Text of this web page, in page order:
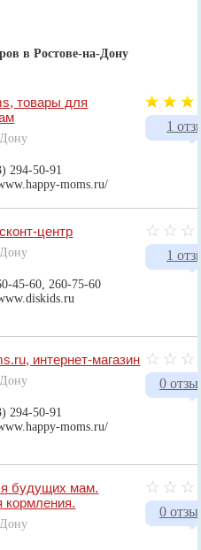
в Ростове-на-Дону
1
товары для
294-50-91
moms.ru/
1
центр
45-60, 260-75-60
0
интернет-магазин
294-50-91
moms.ru/
0
будущих мам.
кормления.